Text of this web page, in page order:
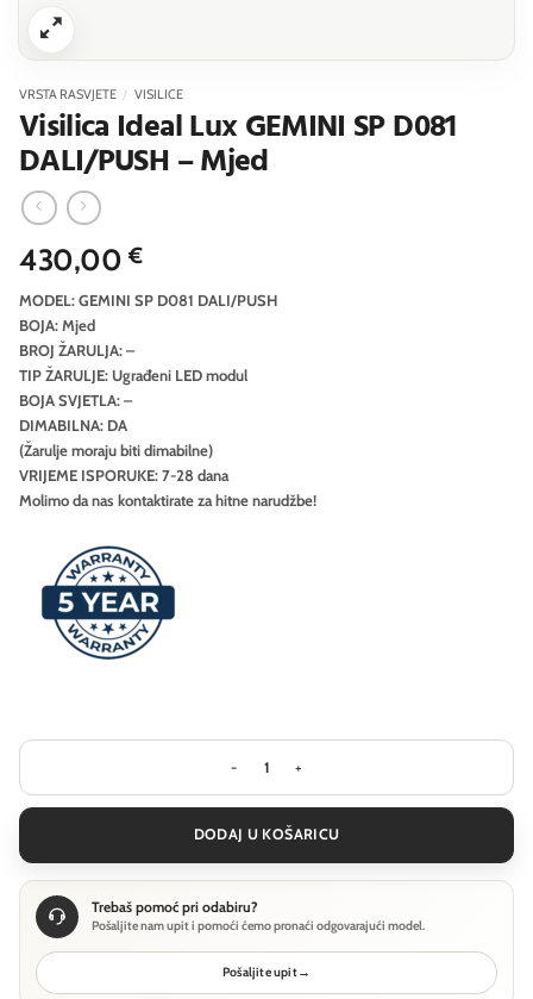
VRSTA RASVJETE / VISILICE
Visilica Ideal Lux GEMINI SP D081
DALI/PUSH – Mjed
430,00€
MODEL: GEMINI SP D081 DALI/PUSH
BOJA: Mjed
BROJ ŽARULJA: –
TIP ŽARULJE: Ugrađeni LED modul
BOJA SVJETLA: –
DIMABILNA: DA
(Žarulje moraju biti dimabilne)
VRIJEME ISPORUKE: 7-28 dana
Molimo da nas kontaktirate za hitne narudžbe!
Visilica Ideal Lux GEMINI SP D081
DODAJ U KOŠARICU
Trebaš pomoć pri odabiru?
Pošaljite nam upit i pomoći ćemo pronaći odgovarajući model.
Pošaljite upit→